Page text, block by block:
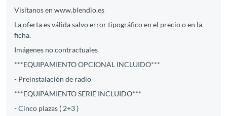
Visítanos en www.blendio.es
La oferta es válida salvo error tipográfico en el precio o en la
ficha.
Imágenes no contractuales
***EQUIPAMIENTO OPCIONAL INCLUIDO***
- Preinstalación de radio
***EQUIPAMIENTO SERIE INCLUIDO***
- Cinco plazas ( 2+3 )